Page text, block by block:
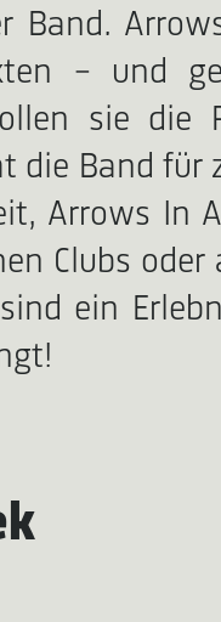
– und
sie die
Band für
Arrows
Clubs
ein